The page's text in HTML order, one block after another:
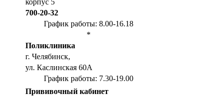
700-20-32
График работы: 8.00-16.18
*
Поликлиника
г. Челябинск,
ул. Каслинская 60А
График работы: 7.30-19.00
Прививочный кабинет